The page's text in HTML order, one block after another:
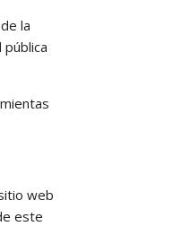
la
web
este